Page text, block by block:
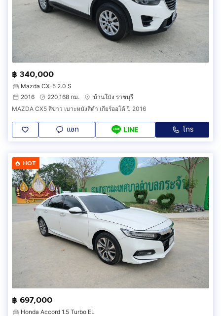
฿ 340,000
Mazda CX-5 2.0 S
2016
220,168 กม.
บ้านโป่ง ราชบุรี
MAZDA CX5 สีขาว เบาะหนังสีดำ เกียร์ออโต้ ปี 2016
แชท LINE โทร
HOT
฿ 697,000
Honda Accord 1.5 Turbo EL